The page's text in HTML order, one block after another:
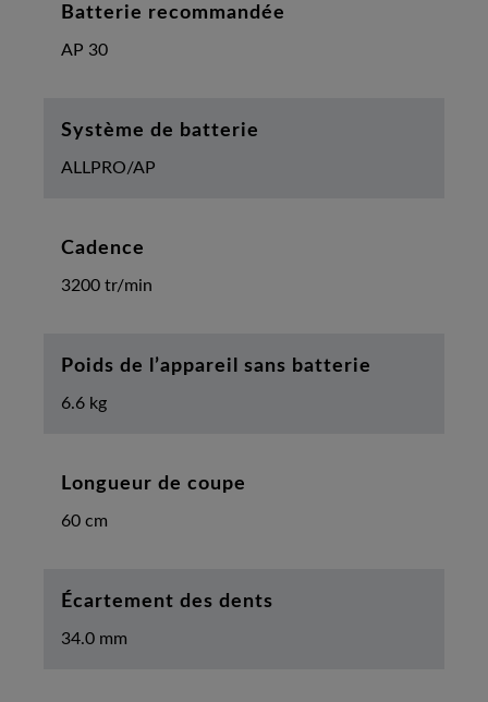
Batterie recommandée
AP 30
Système de batterie
ALLPRO/AP
Cadence
3200 tr/min
Poids de l’appareil sans batterie
6.6 kg
Longueur de coupe
60 cm
Écartement des dents
34.0 mm